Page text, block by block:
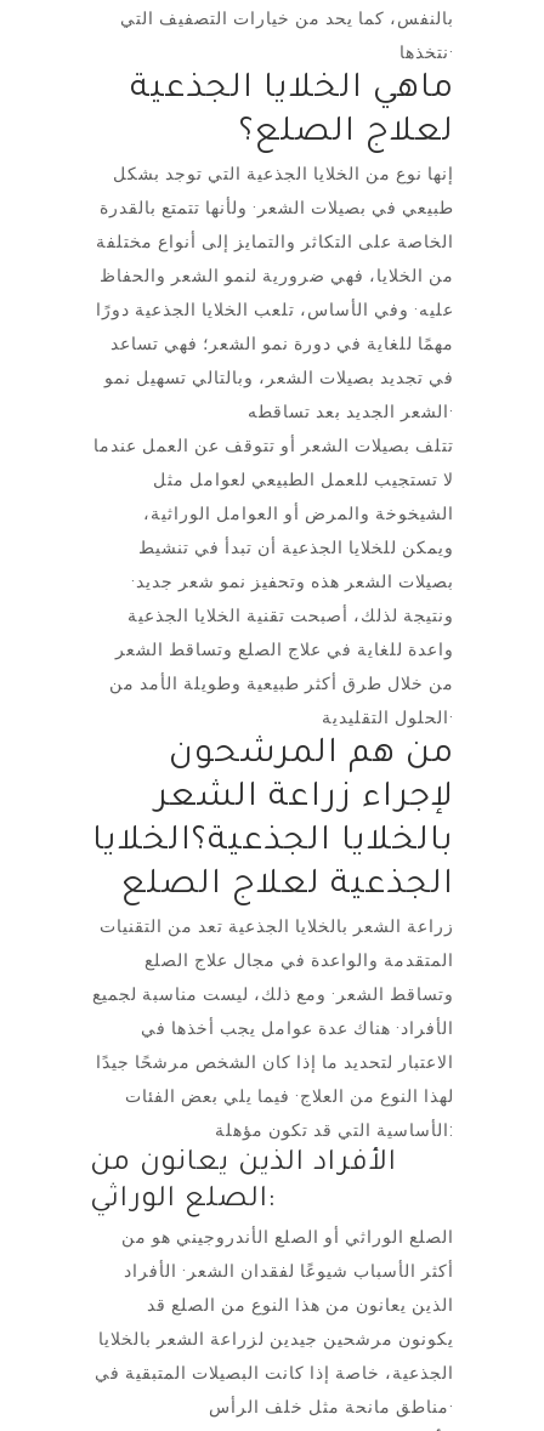
بالنفس، كما يحد من خيارات التصفيف التي
نتخذها·
ماهي الخلايا الجذعية
لعلاج الصلع؟
إنها نوع من الخلايا الجذعية التي توجد بشكل
طبيعي في بصيلات الشعر· ولأنها تتمتع بالقدرة
الخاصة على التكاثر والتمايز إلى أنواع مختلفة
من الخلايا، فهي ضرورية لنمو الشعر والحفاظ
عليه· وفي الأساس، تلعب الخلايا الجذعية دورًا
مهمًا للغاية في دورة نمو الشعر؛ فهي تساعد
في تجديد بصيلات الشعر، وبالتالي تسهيل نمو
الشعر الجديد بعد تساقطه·
تتلف بصيلات الشعر أو تتوقف عن العمل عندما
لا تستجيب للعمل الطبيعي لعوامل مثل
الشيخوخة والمرض أو العوامل الوراثية،
ويمكن للخلايا الجذعية أن تبدأ في تنشيط
بصيلات الشعر هذه وتحفيز نمو شعر جديد·
ونتيجة لذلك، أصبحت تقنية الخلايا الجذعية
واعدة للغاية في علاج الصلع وتساقط الشعر
من خلال طرق أكثر طبيعية وطويلة الأمد من
الحلول التقليدية·
من هم المرشحون
لإجراء زراعة الشعر
بالخلايا الجذعية؟الخلايا
الجذعية لعلاج الصلع
زراعة الشعر بالخلايا الجذعية تعد من التقنيات
المتقدمة والواعدة في مجال علاج الصلع
وتساقط الشعر· ومع ذلك، ليست مناسبة لجميع
الأفراد· هناك عدة عوامل يجب أخذها في
الاعتبار لتحديد ما إذا كان الشخص مرشحًا جيدًا
لهذا النوع من العلاج· فيما يلي بعض الفئات
الأساسية التي قد تكون مؤهلة:
الأفراد الذين يعانون من
الصلع الوراثي:
الصلع الوراثي أو الصلع الأندروجيني هو من
أكثر الأسباب شيوعًا لفقدان الشعر· الأفراد
الذين يعانون من هذا النوع من الصلع قد
يكونون مرشحين جيدين لزراعة الشعر بالخلايا
الجذعية، خاصة إذا كانت البصيلات المتبقية في
مناطق مانحة مثل خلف الرأس·